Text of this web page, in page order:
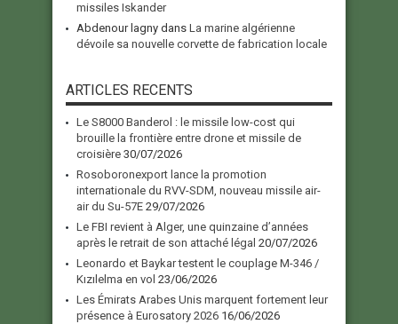
missiles Iskander
Abdenour lagny dans La marine algérienne
dévoile sa nouvelle corvette de fabrication locale
ARTICLES RECENTS
Le S8000 Banderol : le missile low-cost qui
brouille la frontière entre drone et missile de
croisière 30/07/2026
Rosoboronexport lance la promotion
internationale du RVV-SDM, nouveau missile air-
air du Su-57E 29/07/2026
Le FBI revient à Alger, une quinzaine d’années
après le retrait de son attaché légal 20/07/2026
Leonardo et Baykar testent le couplage M-346 /
Kızılelma en vol 23/06/2026
Les Émirats Arabes Unis marquent fortement leur
présence à Eurosatory 2026 16/06/2026